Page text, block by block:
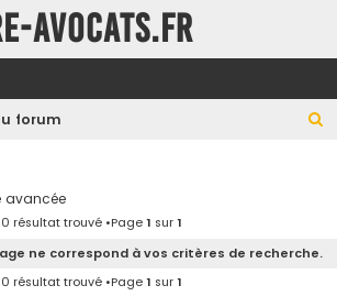
AVOCATS.FR
forum
avancée
0 résultat trouvé •Page1 sur1
ne correspond à vos critères de recherche.
0 résultat trouvé •Page1 sur1